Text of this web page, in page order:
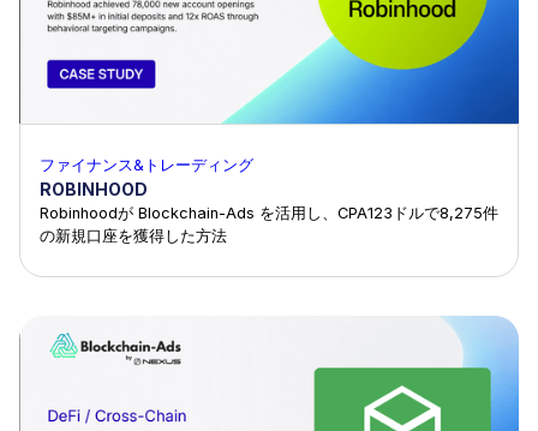
ファイナンス&トレーディング
ROBINHOOD
Robinhoodが Blockchain-Ads を活用し、CPA123ドルで8,275件
の新規口座を獲得した方法